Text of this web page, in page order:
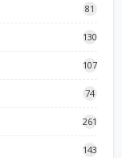
81
130
107
74
261
143